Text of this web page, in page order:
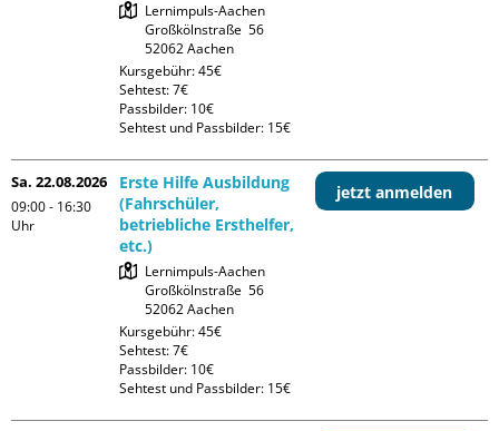
Lernimpuls-Aachen
Großkölnstraße  56
Kursgebühr: 45€
Sehtest: 7€
Passbilder: 10€
Sehtest und Passbilder: 15€
Sa. 22.08.2026
09:00 - 16:30
Uhr
Erste Hilfe Ausbildung
(Fahrschüler,
betriebliche Ersthelfer,
etc.)
Lernimpuls-Aachen
Großkölnstraße  56
Kursgebühr: 45€
Sehtest: 7€
Passbilder: 10€
Sehtest und Passbilder: 15€
jetzt anmelden